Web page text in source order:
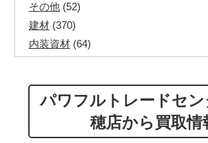
その他(52)
建材(370)
内装資材(64)
その他ツール (48)
(40)
その他建築資材(113)
パワフルトレードセン
穂店から買取情